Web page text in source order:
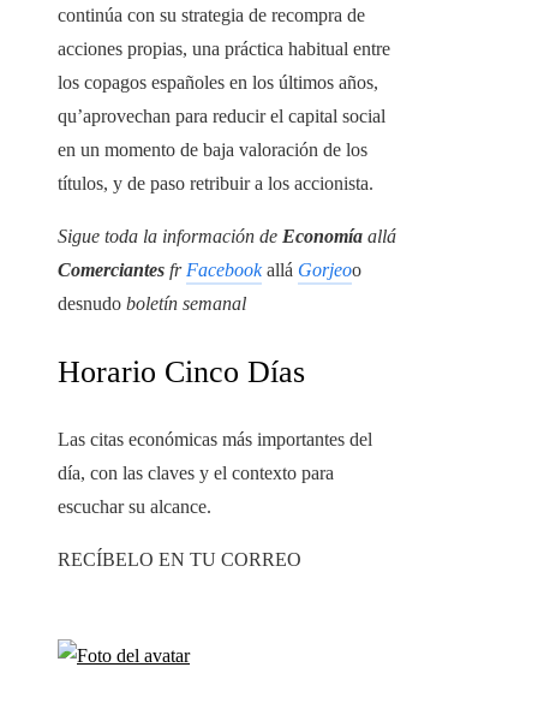
continúa con su strategia de recompra de
acciones propias, una práctica habitual entre
los copagos españoles en los últimos años,
qu’aprovechan para reducir el capital social
en un momento de baja valoración de los
títulos, y de paso retribuir a los accionista.
Sigue toda la información de Economía allá
Comerciantes fr Facebookallá Gorjeoo
desnudo boletín semanal
Horario Cinco Días
Las citas económicas más importantes del
día, con las claves y el contexto para
escuchar su alcance.
RECÍBELO EN TU CORREO